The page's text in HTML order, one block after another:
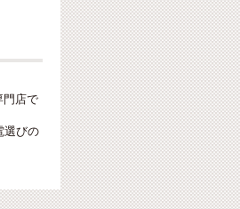
門店で
選びの